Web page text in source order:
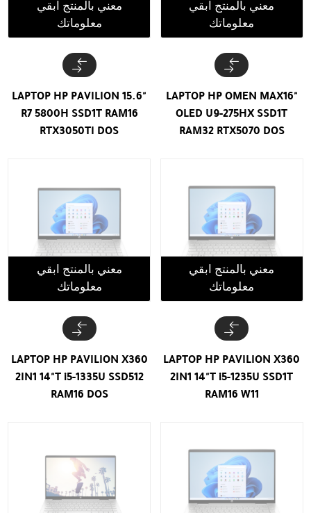
معني بالمنتج ابقي
معلوماتك
LAPTOP HP OMEN MAX16"
OLED U9-275HX SSD1T
RAM32 RTX5070 DOS
معني بالمنتج ابقي
معلوماتك
LAPTOP HP PAVILION 15.6"
R7 5800H SSD1T RAM16
RTX3050TI DOS
معني بالمنتج ابقي
معلوماتك
LAPTOP HP PAVILION X360
2IN1 14"T i5-1235U SSD1T
RAM16 W11
معني بالمنتج ابقي
معلوماتك
LAPTOP HP PAVILION X360
2IN1 14"T i5-1335U SSD512
RAM16 DOS